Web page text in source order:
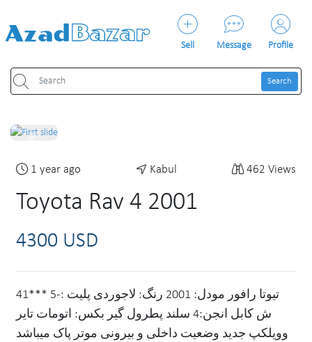
Sell Message Profile
Search
1 year ago Kabul 462 Views
Toyota Rav 4 2001
4300 USD
تیوتا رافور مودل: 2001 رنگ: لاجوردی پلیت :-5 ***41
ش کابل انجن:4 سلند پطرول گیر بکس: اتومات تایر
وویلکپ جدید وضعیت داخلی و بیرونی موتر پاک میباشد